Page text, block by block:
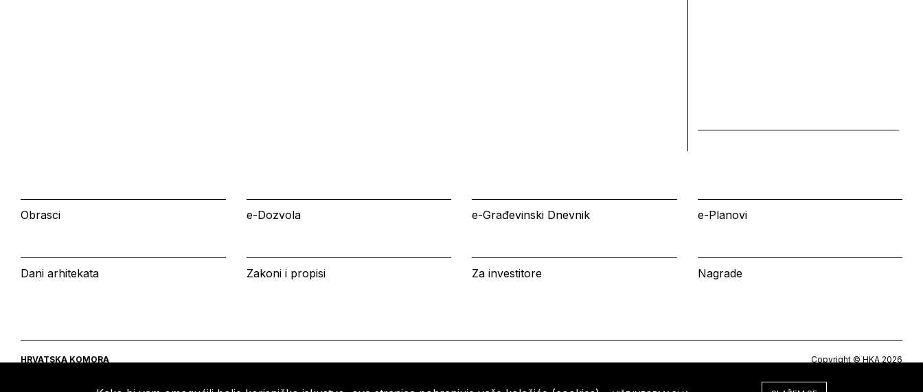
Obrasci e-Dozvola e-Građevinski Dnevnik e-Planovi
Dani arhitekata Zakoni i propisi Za investitore Nagrade
HRVATSKA KOMORA
Copyright © HKA 2026